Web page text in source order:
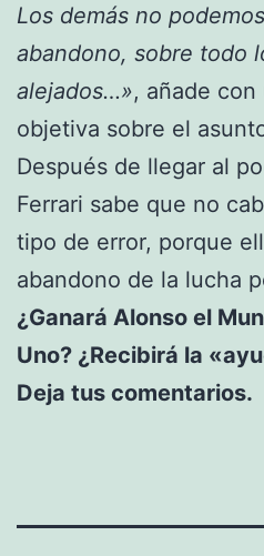
Los demás no
abandono, sobre todo
alejados…», añade con
objetiva sobre el
Después de llegar al
Ferrari sabe que no
tipo de error, porque
abandono de la lucha
¿Ganará Alonso el
Uno? ¿Recibirá la
Deja tus comentarios.